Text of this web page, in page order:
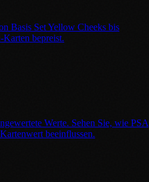
Basis Set Yellow Cheeks bis
bepreist.
Werte. Sehen Sie, wie
beeinflussen.